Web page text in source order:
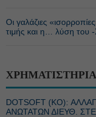
Οι γαλάζιες
τιμής και η… λύση του
DOTSOFT (ΚΟ):
ΑΝΩΤΑΤΩΝ ΔΙΕΥΘ.